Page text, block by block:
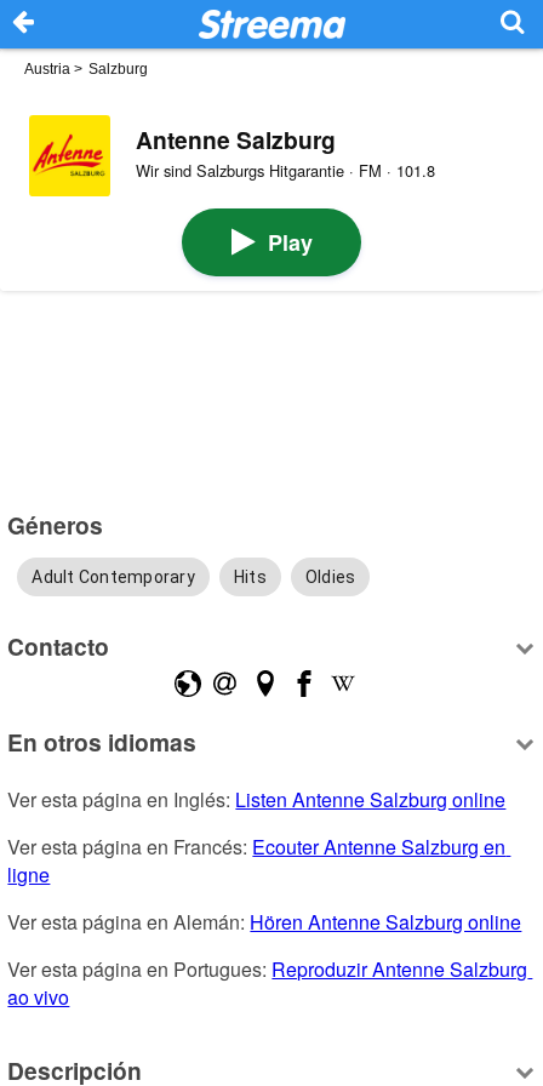
Austria > Salzburg
Antenne Salzburg
Wir sind Salzburgs Hitgarantie · FM · 101.8
Play
Géneros
Adult Contemporary Hits Oldies
Contacto
En otros idiomas
Ver esta página en Inglés: Listen Antenne Salzburg online
Ver esta página en Francés: Ecouter Antenne Salzburg en
ligne
Ver esta página en Alemán: Hören Antenne Salzburg online
Ver esta página en Portugues: Reproduzir Antenne Salzburg
ao vivo
Descripción